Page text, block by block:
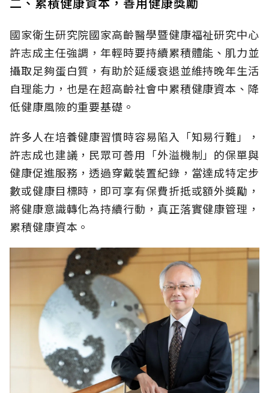
國家衛生研究院國家高齡醫學暨健康福祉研究中心
許志成主任強調，年輕時要持續累積體能、肌力並
攝取足夠蛋白質，有助於延緩衰退並維持晚年生活
自理能力，也是在超高齡社會中累積健康資本、降
低健康風險的重要基礎。
許多人在培養健康習慣時容易陷入「知易行難」，
許志成也建議，民眾可善用「外溢機制」的保單與
健康促進服務，透過穿戴裝置紀錄，當達成特定步
數或健康目標時，即可享有保費折抵或額外獎勵，
將健康意識轉化為持續行動，真正落實健康管理，
累積健康資本。